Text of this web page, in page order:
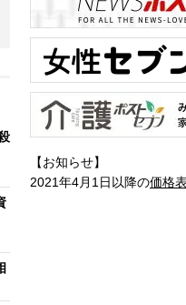
【お知らせ】
2021年4月1日以降の価格